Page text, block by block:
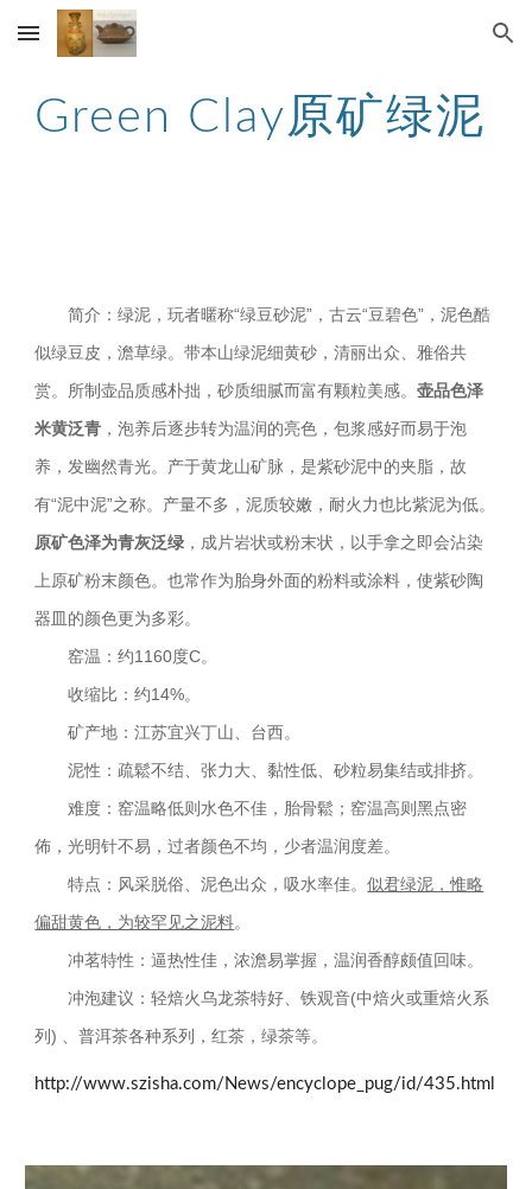
Skip to main content Skip to navigation
Green Clay原矿绿泥
简介：绿泥，玩者暱称“绿豆砂泥”，古云“豆碧色”，泥色酷
似绿豆皮，澹草绿。带本山绿泥细黄砂，清丽出众、雅俗共
赏。所制壶品质感朴拙，砂质细腻而富有颗粒美感。壶品色泽
米黄泛青 ，泡养后逐步转为温润的亮色，包浆感好而易于泡
养，发幽然青光。产于黄龙山矿脉，是紫砂泥中的夹脂，故
有“泥中泥”之称。产量不多，泥质较嫩，耐火力也比紫泥为低。
原矿色泽为青灰泛绿 ，成片岩状或粉末状，以手拿之即会沾染
上原矿粉末颜色。也常作为胎身外面的粉料或涂料，使紫砂陶
器皿的颜色更为多彩。
窑温：约1160度C。
收缩比：约14%。
矿产地：江苏宜兴丁山、台西。
泥性：疏鬆不结、张力大、黏性低、砂粒易集结或排挤。
难度：窑温略低则水色不佳，胎骨鬆；窑温高则黑点密
佈，光明针不易，过者颜色不均，少者温润度差。
特点：风采脱俗、泥色出众，吸水率佳。似君绿泥，惟略
偏甜黄色，为较罕见之泥料。
冲茗特性：逼热性佳，浓澹易掌握，温润香醇颇值回味。
冲泡建议：轻焙火乌龙茶特好、铁观音(中焙火或重焙火系
列) 、普洱茶各种系列，红茶，绿茶等。
http://www.szisha.com/News/encyclope_pug/id/435.html